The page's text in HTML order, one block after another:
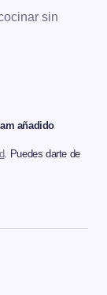
sin
añadido
. Puedes darte de